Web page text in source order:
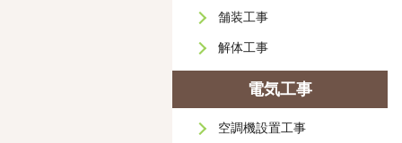
舗装工事
解体工事
電気工事
空調機設置工事